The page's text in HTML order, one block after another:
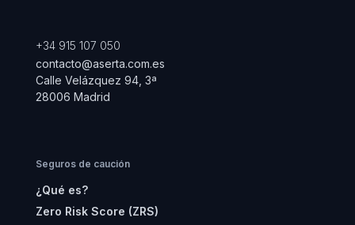
+34 915 107 050
contacto@aserta.com.es
Calle Velázquez 94, 3ª
28006 Madrid
Seguros de caución
¿Qué es?
Zero Risk Score (ZRS)